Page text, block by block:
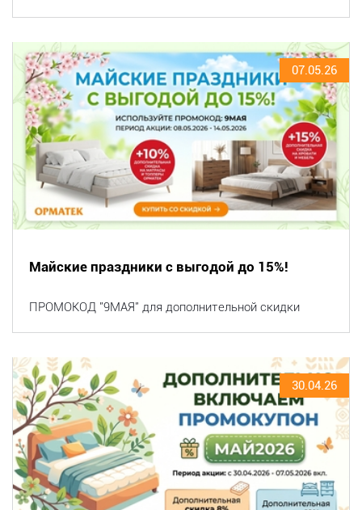
07.05.26
Майские праздники с выгодой до 15%!
ПРОМОКОД "9МАЯ" для дополнительной скидки
30.04.26